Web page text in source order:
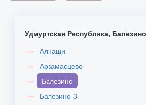
Удмуртская Республика, Балезино
Алнаши
Арзамасцево
Балезино
Балезино-3